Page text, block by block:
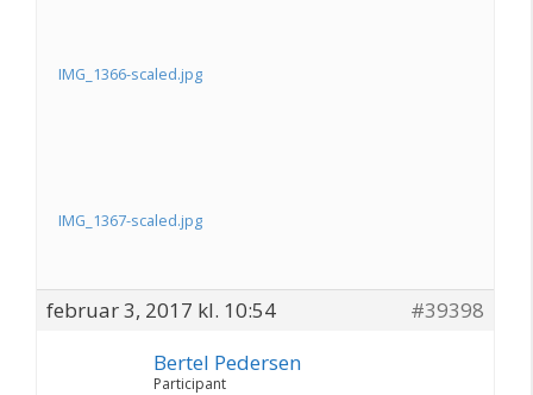
IMG_1366-scaled.jpg
IMG_1367-scaled.jpg
februar 3, 2017 kl. 10:54
#39398
Bertel Pedersen
Participant